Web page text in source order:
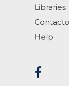
Libraries
Contacto
Help